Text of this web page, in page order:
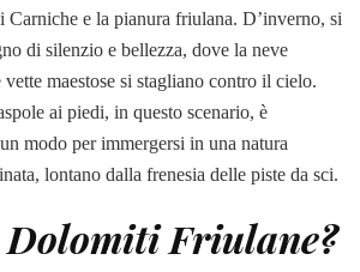
Carniche e la pianura friulana. D’inverno, si
di silenzio e bellezza, dove la neve
maestose si stagliano contro il cielo.
ai piedi, in questo scenario, è
modo per immergersi in una natura
lontano dalla frenesia delle piste da sci.
Dolomiti Friulane?